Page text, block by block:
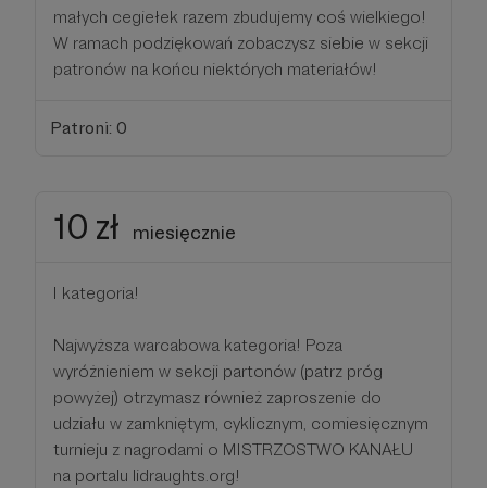
małych cegiełek razem zbudujemy coś wielkiego!
W ramach podziękowań zobaczysz siebie w sekcji
patronów na końcu niektórych materiałów!
Patroni: 0
10 zł miesięcznie
I kategoria!
Najwyższa warcabowa kategoria! Poza
wyróżnieniem w sekcji partonów (patrz próg
powyżej) otrzymasz również zaproszenie do
udziału w zamkniętym, cyklicznym, comiesięcznym
turnieju z nagrodami o MISTRZOSTWO KANAŁU
na portalu lidraughts.org!